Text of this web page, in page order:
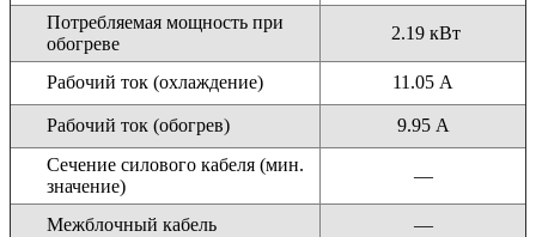
Потребляемая мощность при
обогреве
2.19 кВт
Рабочий ток (охлаждение) 11.05 А
Рабочий ток (обогрев)
9.95 А
Сечение силового кабеля (мин.
значение)
—
Межблочный кабель —